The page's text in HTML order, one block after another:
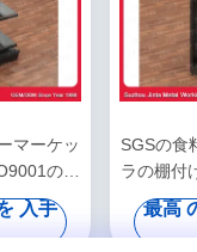
マーケッ
の倍
入手
SGSの食
ラの棚付
最高